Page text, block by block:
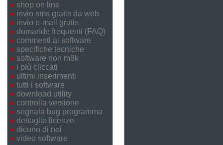
shop on line
invio sms gratis da web
invio e-mail gratis
domande frequenti (FAQ)
commenti ai software
specifiche tecniche
software non m8k
i più cliccati
ultimi inserimenti
tutti i software
download utility
controlla versione
segnala bug programma
dettaglio licenze
dicono di noi
video software